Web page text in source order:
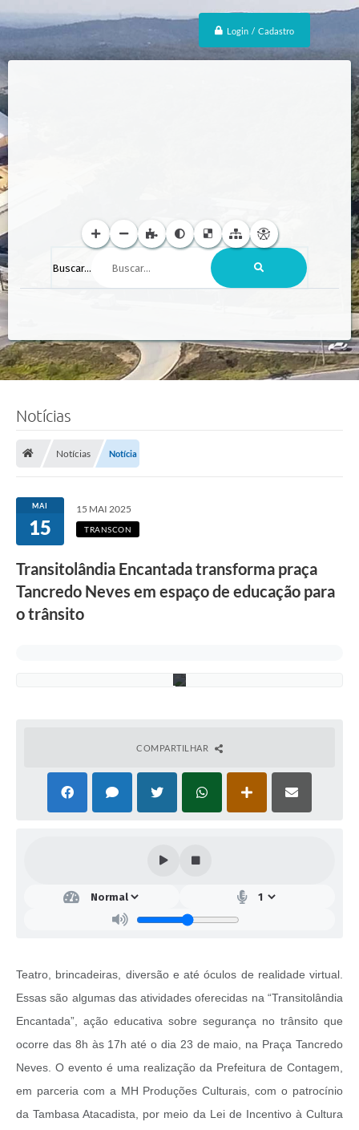
Login / Cadastro
Buscar...
Notícias
Notícias Notícia
MAI
15
15 MAI 2025
TRANSCON
Transitolândia Encantada transforma praça
Tancredo Neves em espaço de educação para
o trânsito
i
e
V
COMPARTILHAR
Teatro, brincadeiras, diversão e até óculos de realidade virtual.
Essas são algumas das atividades oferecidas na “Transitolândia
Encantada”, ação educativa sobre segurança no trânsito que
ocorre das 8h às 17h até o dia 23 de maio, na Praça Tancredo
Neves. O evento é uma realização da Prefeitura de Contagem,
em parceria com a MH Produções Culturais, com o patrocínio
da Tambasa Atacadista, por meio da Lei de Incentivo à Cultura